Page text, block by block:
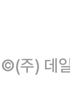
©(주) 데